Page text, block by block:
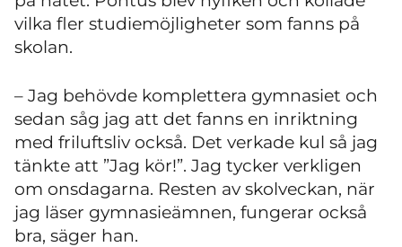
vilka fler studiemöjligheter som fanns på
skolan.
– Jag behövde komplettera gymnasiet och
sedan såg jag att det fanns en inriktning
med friluftsliv också. Det verkade kul så jag
tänkte att ”Jag kör!”. Jag tycker verkligen
om onsdagarna. Resten av skolveckan, när
jag läser gymnasieämnen, fungerar också
bra, säger han.